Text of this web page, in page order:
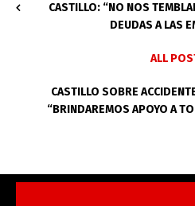
CASTILLO: “NO NOS
DEUDAS A LAS
ALL
CASTILLO SOBRE
“BRINDAREMOS APOYO A